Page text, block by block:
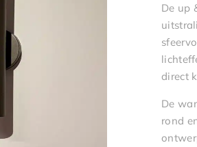
De up
direct
De
rond